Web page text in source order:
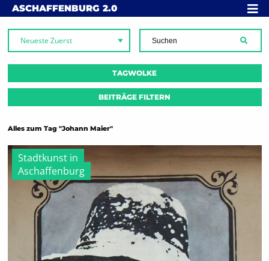
Skip to content
ASCHAFFENBURG 2.0 MENÜ
TAGWOLKE
BEITRÄGE FILTERN
Alles zum Tag "Johann Maier"
Stadtkunst in
Aschaffenburg